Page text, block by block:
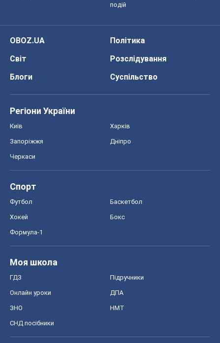
подій
OBOZ.UA
Політика
Світ
Розслідування
Блоги
Суспільство
Регіони України
Київ Харків
Запоріжжя Дніпро
Черкаси
Спорт
Футбол Баскетбол
Хокей Бокс
Формула-1
Моя школа
ГДЗ Підручники
Онлайн уроки ДПА
ЗНО НМТ
СНД посібники